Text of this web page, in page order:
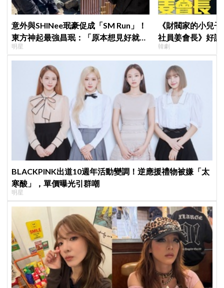
意外與SHINee珉豪促成「SM Run」！
東方神起最強昌珉：「原本想見好就收
的」
明星
《財閥家的小兒
社員姜會長》好
多巴胺爆表
韓劇
BLACKPINK出道10週年活動變調！逆應援禮物被嫌「太
寒酸」，單價曝光引群嘲
明星